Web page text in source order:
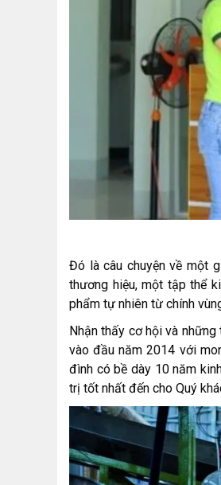
Đó là câu chuyện về một
thương hiệu, một tập thể
phẩm tự nhiên từ chính
Nhận thấy cơ hội và
vào đầu năm 2014 với
đình có bề dày 10 năm
trị tốt nhất đến cho Quý